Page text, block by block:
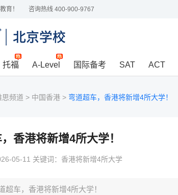
育！ 咨询热线 400-900-9767
托福 A-Level 国际备考 SAT ACT
思频道 > 中国香港 > 弯道超车，香港将新增4所大学！
香港将新增4所大学！
05-11 关键词：香港将新增4所大学
超车，香港将新增4所大学！